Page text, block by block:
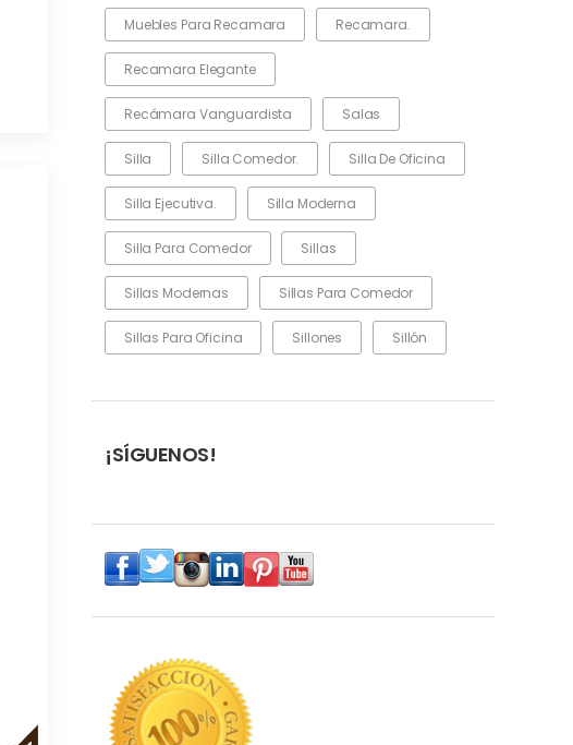
Muebles Para Recamara Recamara.
Recamara Elegante
Recámara Vanguardista Salas
Silla Silla Comedor. Silla De Oficina
Silla Ejecutiva. Silla Moderna
Silla Para Comedor Sillas
Sillas Modernas Sillas Para Comedor
Sillas Para Oficina Sillones Sillón
¡SÍGUENOS!